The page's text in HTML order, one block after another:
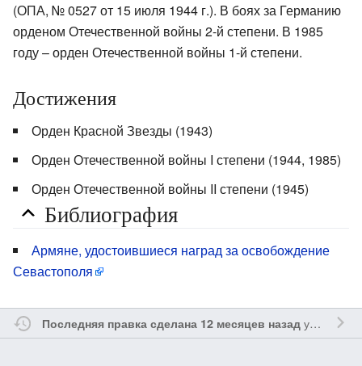
(ОПА, № 0527 от 15 июля 1944 г.). В боях за Германию
орденом Отечественной войны 2-й степени. В 1985
году – орден Отечественной войны 1-й степени.
Достижения
Орден Красной Звезды (1943)
Орден Отечественной войны I степени (1944, 1985)
Орден Отечественной войны II степени (1945)
Библиография
Армяне, удостоившиеся наград за освобождение
Севастополя
Последняя правка сделана 12 месяцев назадучастником